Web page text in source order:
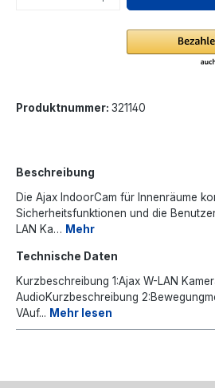
Produktnummer: 321140
Beschreibung
Die Ajax IndoorCam für Innenräume
Sicherheitsfunktionen und die
LAN Ka… Mehr
Technische Daten
Kurzbeschreibung 1:Ajax W-LAN
AudioKurzbeschreibung
VAuf... Mehr lesen